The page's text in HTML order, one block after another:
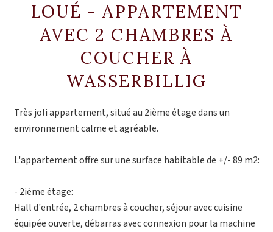
LOUÉ - APPARTEMENT
AVEC 2 CHAMBRES À
COUCHER À
WASSERBILLIG
Très joli appartement, situé au 2ième étage dans un
environnement calme et agréable.
L'appartement offre sur une surface habitable de +/- 89 m2:
- 2ième étage:
Hall d'entrée, 2 chambres à coucher, séjour avec cuisine
équipée ouverte, débarras avec connexion pour la machine